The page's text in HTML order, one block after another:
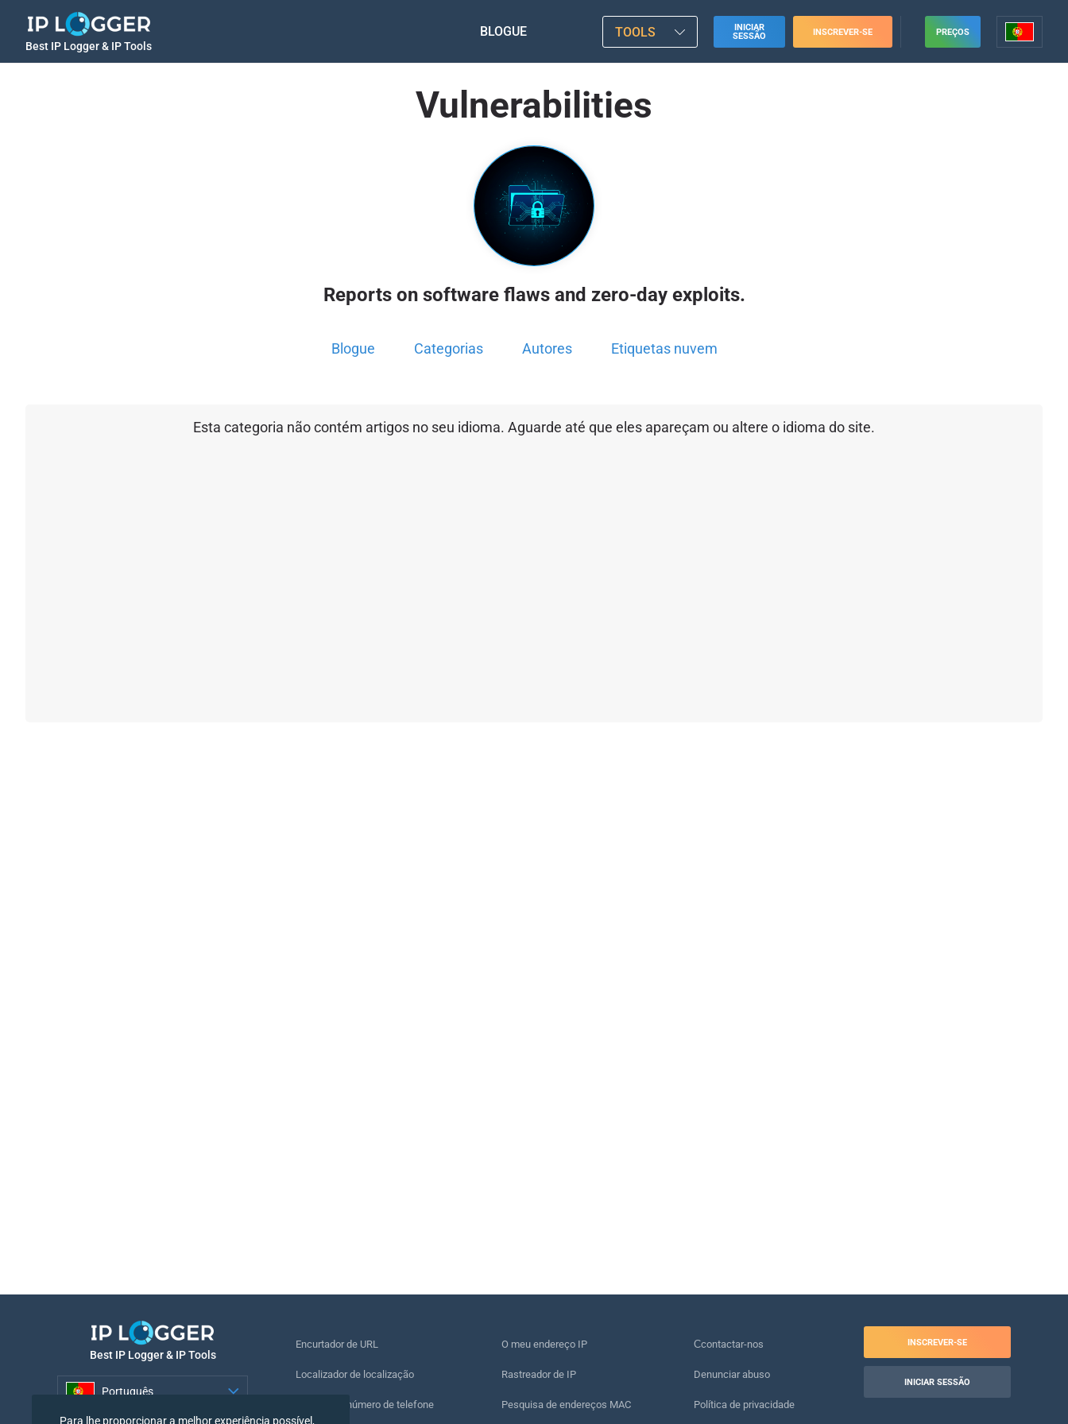
Best IP Logger & IP Tools
BLOGUE TOOLS
INICIAR
SESSÃO
INSCREVER-SE PREÇOS
Vulnerabilities
Reports on software flaws and zero-day exploits.
Blogue Categorias Autores Etiquetas nuvem
Best IP Logger & IP Tools
Português
Encurtador de URL
Localizador de localização
Localizar o número de telefone
O meu endereço IP
Rastreador de IP
Pesquisa de endereços MAC
Сcontactar-nos
Denunciar abuso
Política de privacidade
INSCREVER-SE
INICIAR SESSÃO
Para lhe proporcionar a melhor experiência possível,